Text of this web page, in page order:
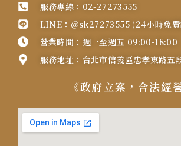
服務專線：02-27273555
LINE：@sk27273555 (24小時免
營業時間：週一至週五 09:00-18:00
服務地址：台北市信義區忠孝東路五
《政府立案，合法經